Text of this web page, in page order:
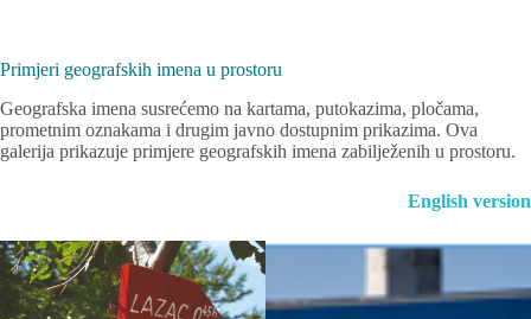
Primjeri geografskih imena u prostoru
Geografska imena susrećemo na kartama, putokazima, pločama,
prometnim oznakama i drugim javno dostupnim prikazima. Ova
galerija prikazuje primjere geografskih imena zabilježenih u prostoru.
English version